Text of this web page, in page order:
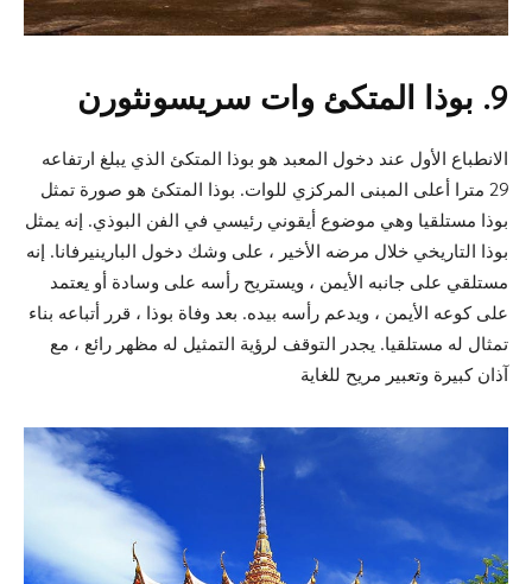
9. بوذا المتكئ وات سريسونثورن
الانطباع الأول عند دخول المعبد هو بوذا المتكئ الذي يبلغ ارتفاعه
29 مترا أعلى المبنى المركزي للوات. بوذا المتكئ هو صورة تمثل
بوذا مستلقيا وهي موضوع أيقوني رئيسي في الفن البوذي. إنه يمثل
بوذا التاريخي خلال مرضه الأخير ، على وشك دخول البارينيرفانا. إنه
مستلقي على جانبه الأيمن ، ويستريح رأسه على وسادة أو يعتمد
على كوعه الأيمن ، ويدعم رأسه بيده. بعد وفاة بوذا ، قرر أتباعه بناء
تمثال له مستلقيا. يجدر التوقف لرؤية التمثيل له مظهر رائع ، مع
آذان كبيرة وتعبير مريح للغاية